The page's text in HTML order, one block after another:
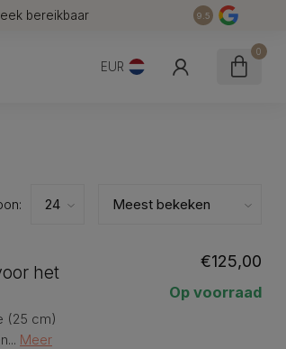
bereikbaar 9.5
EUR
0
het
(25 cm)
Meer
€125,00
Op voorraad